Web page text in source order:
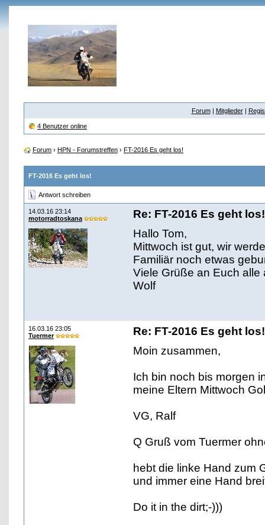
Forum| Mitglieder|
4 Benutzer online
Forum › HPN - Forumstreffen › FT-2016 Es geht los!
FT-2016 Es geht los!
Antwort schreiben
14.03.16 23:14
motorradtoskana
Re: FT-2016 Es geht los!
Hallo Tom,
Mittwoch ist gut, wir
Familiär noch etwas
Viele Grüße an Euch alle
Wolf
16.03.16 23:05
Tuermer
Re: FT-2016 Es geht los!
Moin zusammen,
Ich bin noch bis morgen
meine Eltern Mittwoch
VG, Ralf
Q Gruß vom Tuermer
hebt die linke Hand zum
und immer eine Hand
Do it in the dirt;-)))